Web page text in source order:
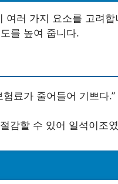
여러 가지 요소를 고려
를 높여 줍니다.
료가 줄어들어 기쁘다
감할 수 있어 일석이조